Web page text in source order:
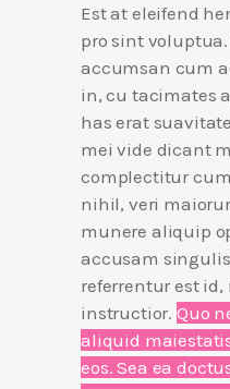
Est at eleifend
pro sint
accumsan cum
in, cu tacimates
has erat
mei vide dicant
complectitur
nihil, veri
munere aliquip
accusam
referrentur est
instructior. Quo
aliquid
eos. Sea ea